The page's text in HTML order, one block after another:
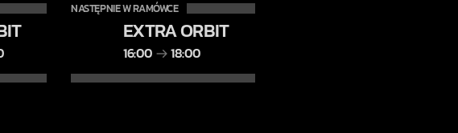
NASTĘPNIE W RAMÓWCE
EXTRA ORBIT
16:00 18:00